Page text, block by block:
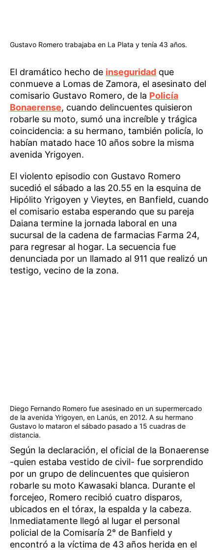
Gustavo Romero trabajaba en La Plata y tenía 43 años.
El dramático hecho de inseguridad que
conmueve a Lomas de Zamora, el asesinato del
comisario Gustavo Romero, de la Policía
Bonaerense, cuando delincuentes quisieron
robarle su moto, sumó una increíble y trágica
coincidencia: a su hermano, también policía, lo
habían matado hace 10 años sobre la misma
avenida Yrigoyen.
El violento episodio con Gustavo Romero
sucedió el sábado a las 20.55 en la esquina de
Hipólito Yrigoyen y Vieytes, en Banfield, cuando
el comisario estaba esperando que su pareja
Daiana termine la jornada laboral en una
sucursal de la cadena de farmacias Farma 24,
para regresar al hogar. La secuencia fue
denunciada por un llamado al 911 que realizó un
testigo, vecino de la zona.
Diego Fernando Romero fue asesinado en un supermercado
de la avenida Yrigoyen, en Lanús, en 2012. A su hermano
Gustavo lo mataron el sábado pasado a 15 cuadras de
distancia.
Según la declaración, el oficial de la Bonaerense
-quien estaba vestido de civil- fue sorprendido
por un grupo de delincuentes que quisieron
robarle su moto Kawasaki blanca. Durante el
forcejeo, Romero recibió cuatro disparos,
ubicados en el tórax, la espalda y la cabeza.
Inmediatamente llegó al lugar el personal
policial de la Comisaría 2° de Banfield y
encontró a la víctima de 43 años herida en el